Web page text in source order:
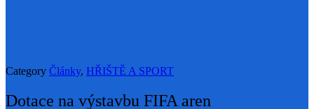
Category Články, HŘIŠTĚ A SPORT
Dotace na výstavbu FIFA aren